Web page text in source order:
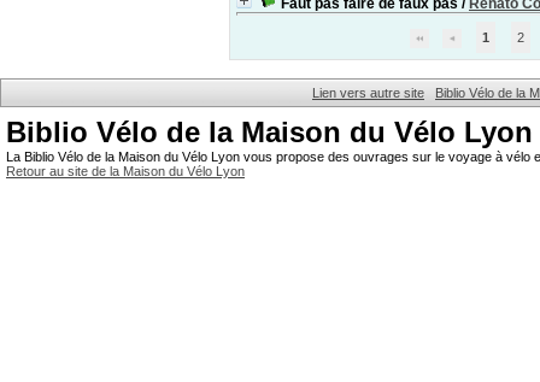
Faut pas faire de faux pas / Renato
1 2
Lien vers autre site Biblio Vélo de la
Biblio Vélo de la Maison du Vélo Lyon
La Biblio Vélo de la Maison du Vélo Lyon vous propose des ouvrages sur le voyage à
Retour au site de la Maison du Vélo Lyon